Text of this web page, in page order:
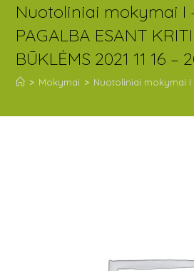
Nuotoliniai mokymai I
PAGALBA ESANT
BŪKLĖMS 2021 11 16 –
> Mokymai > Nuotoliniai mokymai I –